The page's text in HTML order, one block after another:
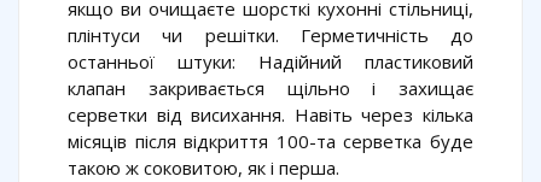
якщо ви очищаєте шорсткі кухонні стільниці,
плінтуси чи решітки. Герметичність до
останньої штуки: Надійний пластиковий
клапан закривається щільно і захищає
серветки від висихання. Навіть через кілька
місяців після відкриття 100-та серветка буде
такою ж соковитою, як і перша.